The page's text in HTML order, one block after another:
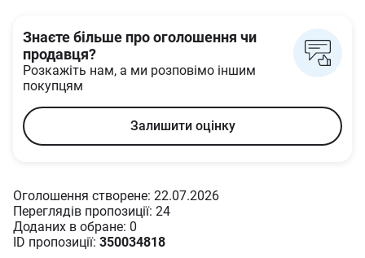
Знаєте більше про оголошення чи
продавця?
Розкажіть нам, а ми розповімо іншим
покупцям
Залишити оцінку
Оголошення створене: 22.07.2026
Переглядів пропозиції: 24
Доданих в oбране: 0
ID пропозиції: 350034818